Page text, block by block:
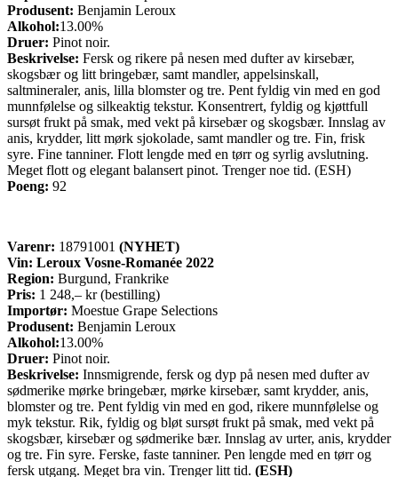
Produsent: Benjamin Leroux
Alkohol:13.00%
Druer: Pinot noir.
Beskrivelse: Fersk og rikere på nesen med dufter av kirsebær,
skogsbær og litt bringebær, samt mandler, appelsinskall,
saltmineraler, anis, lilla blomster og tre. Pent fyldig vin med en god
munnfølelse og silkeaktig tekstur. Konsentrert, fyldig og kjøttfull
sursøt frukt på smak, med vekt på kirsebær og skogsbær. Innslag av
anis, krydder, litt mørk sjokolade, samt mandler og tre. Fin, frisk
syre. Fine tanniner. Flott lengde med en tørr og syrlig avslutning.
Meget flott og elegant balansert pinot. Trenger noe tid. (ESH)
Poeng: 92
Varenr: 18791001 (NYHET)
Vin: Leroux Vosne-Romanée 2022
Region: Burgund, Frankrike
Pris: 1 248,– kr (bestilling)
Importør: Moestue Grape Selections
Produsent: Benjamin Leroux
Alkohol:13.00%
Druer: Pinot noir.
Beskrivelse: Innsmigrende, fersk og dyp på nesen med dufter av
sødmerike mørke bringebær, mørke kirsebær, samt krydder, anis,
blomster og tre. Pent fyldig vin med en god, rikere munnfølelse og
myk tekstur. Rik, fyldig og bløt sursøt frukt på smak, med vekt på
skogsbær, kirsebær og sødmerike bær. Innslag av urter, anis, krydder
og tre. Fin syre. Ferske, faste tanniner. Pen lengde med en tørr og
fersk utgang. Meget bra vin. Trenger litt tid. (ESH)